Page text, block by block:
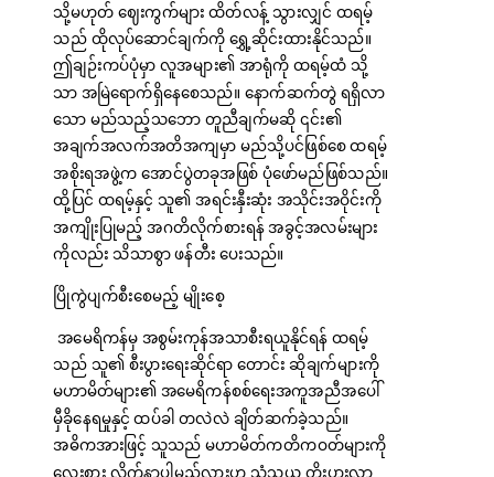
သို့မဟုတ် ဈေးကွက်များ ထိတ်လန့် သွားလျှင် ထရမ့်
သည် ထိုလုပ်ဆောင်ချက်ကို ရွှေ့ဆိုင်းထားနိုင်သည်။
ဤချဉ်းကပ်ပုံမှာ လူအများ၏ အာရုံကို ထရမ့်ထံ သို့
သာ အမြဲရောက်ရှိနေစေသည်။ နောက်ဆက်တွဲ ရရှိလာ
သော မည်သည့်သဘော တူညီချက်မဆို ၎င်း၏
အချက်အလက်အတိအကျမှာ မည်သို့ပင်ဖြစ်စေ ထရမ့်
အစိုးရအဖွဲ့က အောင်ပွဲတခုအဖြစ် ပုံဖော်မည်ဖြစ်သည်။
ထို့ပြင် ထရမ့်နှင့် သူ၏ အရင်းနှီးဆုံး အသိုင်းအဝိုင်းကို
အကျိုးပြုမည့် အဂတိလိုက်စားရန် အခွင့်အလမ်းများ
ကိုလည်း သိသာစွာ ဖန်တီး ပေးသည်။
ပြိုကွဲပျက်စီးစေမည့် မျိုးစေ့
အမေရိကန်မှ အစွမ်းကုန်အသာစီးရယူနိုင်ရန် ထရမ့်
သည် သူ၏ စီးပွားရေးဆိုင်ရာ တောင်း ဆိုချက်များကို
မဟာမိတ်များ၏ အမေရိကန်စစ်ရေးအကူအညီအပေါ်
မှီခိုနေရမှုနှင့် ထပ်ခါ တလဲလဲ ချိတ်ဆက်ခဲ့သည်။
အဓိကအားဖြင့် သူသည် မဟာမိတ်ကတိကဝတ်များကို
လေးစား လိုက်နာပါမည်လားဟု သံသယ တိုးပွားလာ